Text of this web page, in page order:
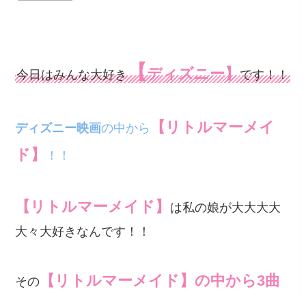
今日はみんな大好き【ディズニー】です！！
ディズニー映画の中から
【リトルマーメイ
ド】
！！
【リトルマーメイド】
は私の娘が大大大大
大々大好きなんです！！
その 【リトルマーメイド】の中から3曲